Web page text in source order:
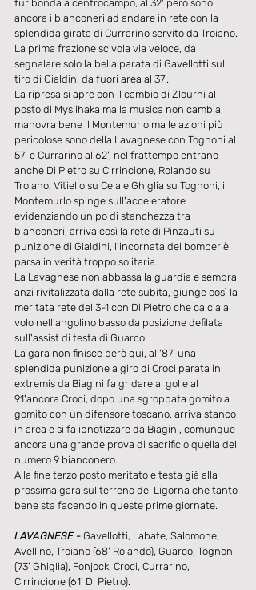
furibonda a centrocampo, al 32' però sono
ancora i bianconeri ad andare in rete con la
splendida girata di Currarino servito da Troiano.
La prima frazione scivola via veloce, da
segnalare solo la bella parata di Gavellotti sul
tiro di Gialdini da fuori area al 37'.
La ripresa si apre con il cambio di Zlourhi al
posto di Myslihaka ma la musica non cambia,
manovra bene il Montemurlo ma le azioni più
pericolose sono della Lavagnese con Tognoni al
57' e Currarino al 62', nel frattempo entrano
anche Di Pietro su Cirrincione, Rolando su
Troiano, Vitiello su Cela e Ghiglia su Tognoni, il
Montemurlo spinge sull'acceleratore
evidenziando un po di stanchezza tra i
bianconeri, arriva così la rete di Pinzauti su
punizione di Gialdini, l'incornata del bomber è
parsa in verità troppo solitaria.
La Lavagnese non abbassa la guardia e sembra
anzi rivitalizzata dalla rete subita, giunge così la
meritata rete del 3-1 con Di Pietro che calcia al
volo nell'angolino basso da posizione defilata
sull'assist di testa di Guarco.
La gara non finisce però qui, all'87' una
splendida punizione a giro di Croci parata in
extremis da Biagini fa gridare al gol e al
91'ancora Croci, dopo una sgroppata gomito a
gomito con un difensore toscano, arriva stanco
in area e si fa ipnotizzare da Biagini, comunque
ancora una grande prova di sacrificio quella del
numero 9 bianconero.
Alla fine terzo posto meritato e testa già alla
prossima gara sul terreno del Ligorna che tanto
bene sta facendo in queste prime giornate.
LAVAGNESE - Gavellotti, Labate, Salomone,
Avellino, Troiano (68' Rolando), Guarco, Tognoni
(73' Ghiglia), Fonjock, Croci, Currarino,
Cirrincione (61' Di Pietro).